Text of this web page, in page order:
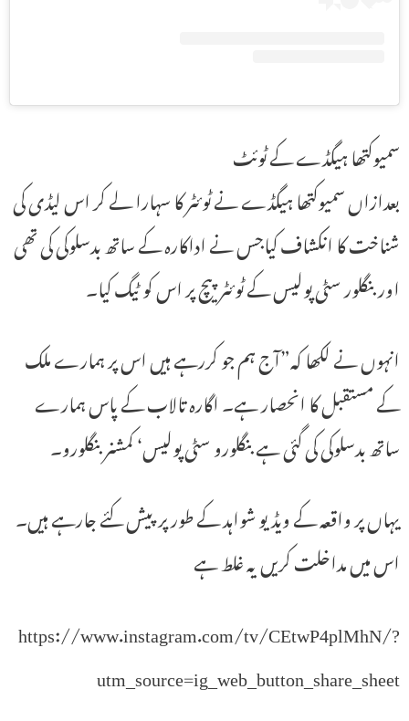
سمیوکتھا ہیگڈے کے ٹوئٹ
بعدازاں سمیوکتھا ہیگڈے نے ٹوئٹر کا سہارا لے کر اس لیڈی کی
شناخت کا انکشاف کیاجس نے اداکارہ کے ساتھ بدسلوکی کی تھی
اور بنگلور سٹی پولیس کے ٹوئٹر پیچ پر اس کو ٹیگ کیا۔
انہوں نے لکھا کہ”آج ہم جو کررہے ہیں اس پر ہمارے ملک
کے مستقبل کا انحصار ہے۔ اگارہ تالاب کے پاس ہمارے
ساتھ بدسلوکی کی گئی ہے بنگلورو سٹی پولیس‘ کمشنر بنگلورو۔
یہاں پر واقعہ کے ویڈیو شواہد کے طور پر پیش کئے جارہے ہیں۔
اس میں مداخلت کریں یہ غلط ہے
https://www.instagram.com/tv/CEtwP4plMhN/?
utm_source=ig_web_button_share_sheet